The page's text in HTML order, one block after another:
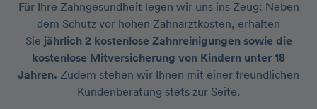
Für Ihre Zahngesundheit legen wir uns ins Zeug: Neben
dem Schutz vor hohen Zahnarztkosten, erhalten
Sie jährlich 2 kostenlose Zahnreinigungen sowie die
kostenlose Mitversicherung von Kindern unter 18
Jahren. Zudem stehen wir Ihnen mit einer freundlichen
Kundenberatung stets zur Seite.